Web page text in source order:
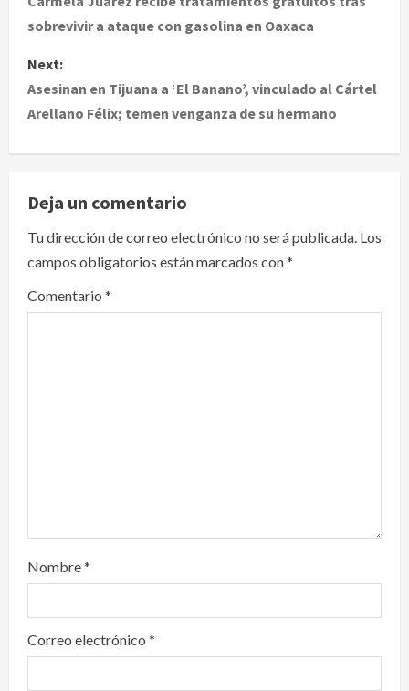
t
n
a
v
i
g
a
sobrevivir a ataque con gasolina en Oaxaca
Next:
Asesinan en Tijuana a ‘El Banano’, vinculado al Cártel
Arellano Félix; temen venganza de su hermano
Deja un comentario
Tu dirección de correo electrónico no será publicada. Los
campos obligatorios están marcados con*
Comentario *
Nombre*
Correo electrónico *